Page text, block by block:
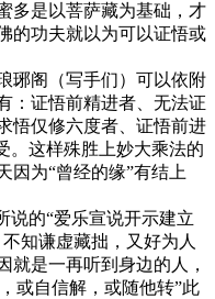
多是以菩萨藏为基础，才
的功夫就以为可以证悟或
琊阁（写手们）可以依附
：证悟前精进者、无法证
悟仅修六度者、证悟前进
。这样殊胜上妙大乘法的
因为“曾经的缘”有结上
说的“爱乐宣说开示建立
知谦虚藏拙，又好为人
是一再听到身边的人，
或自信解，或随他转”此